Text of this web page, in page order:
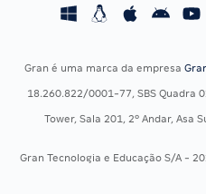
Concursos Fiscais
Concursos Saúde
Residência Multiprofissional
Gran é uma marca da empresa
18.260.822/0001-77, SBS Quadra
Tower, Sala 201, 2º Andar, Asa
Gran Tecnologia e Educação S/A -